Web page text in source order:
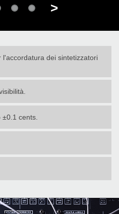
>
dei sintetizzatori
cents.